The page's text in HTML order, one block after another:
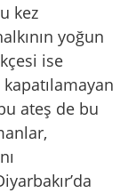
kez
yoğun
ise
ateş de bu